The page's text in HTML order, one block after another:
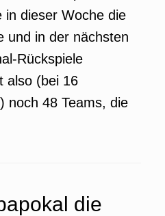
in dieser Woche die
und in der nächsten
Rückspiele
also (bei 16
noch 48 Teams, die
die